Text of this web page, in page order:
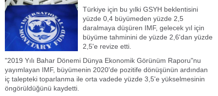
Türkiye için bu yılki GSYH beklentisini
yüzde 0,4 büyümeden yüzde 2,5
daralmaya düşüren IMF, gelecek yıl için
büyüme tahminini de yüzde 2,6'dan yüzde
2,5'e revize etti.
"2019 Yılı Bahar Dönemi Dünya Ekonomik Görünüm Raporu"nu
yayımlayan IMF, büyümenin 2020'de pozitife dönüşünün ardından
iç talepteki toparlanma ile orta vadede yüzde 3,5'e yükselmesinin
öngörüldüğünü kaydetti.